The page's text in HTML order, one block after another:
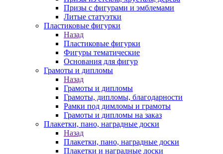
Призы с фигурами и эмблемами
Литые статуэтки
Пластиковые фигурки
Назад
Пластиковые фигурки
Фигуры тематические
Основания для фигур
Грамоты и дипломы
Назад
Грамоты и дипломы
Грамоты, дипломы, благодарности
Рамки под димломы и грамоты
Грамоты и дипломы на заказ
Плакетки, пано, наградные доски
Назад
Плакетки, пано, наградные доски
Плакетки и наградные доски